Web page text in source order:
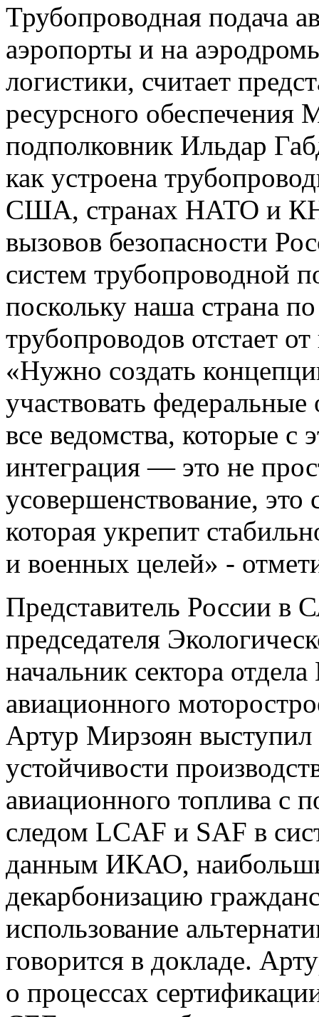
Трубопроводная подача
аэропорты и на
логистики, считает
ресурсного
подполковник Ильдар
как устроена
США, странах НАТО и
вызовов безопасности
систем трубопроводной
поскольку наша страна
трубопроводов отстает
«Нужно создать
участвовать
все ведомства, которые с
интеграция — это не
усовершенствование, это
которая укрепит
и военных целей» -
Представитель России
председателя
начальник сектора
авиационного
Артур Мирзоян
устойчивости
авиационного топлива с
следом LCAF и SAF в
данным ИКАО,
декарбонизацию
использование
говорится в докладе.
о процессах